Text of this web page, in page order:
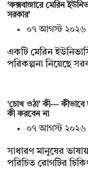
‘কক্সবাজারে মেরিন
সরকার’
০৭ আগস্ট ২০২৬
একটি মেরিন
পরিকল্পনা নিয়েছে
‘চোখ ওঠা’ কী—
কী করবেন না
০৭ আগস্ট ২০২৬
সাধারণ মানুষের
পরিচিত রোগটির